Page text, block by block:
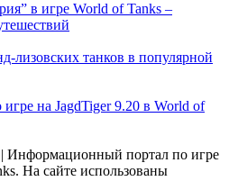
в игре World of Tanks –
лизовских танков в популярной
на JagdTiger 9.20 в World of
Информационный портал по игре
На сайте использованы